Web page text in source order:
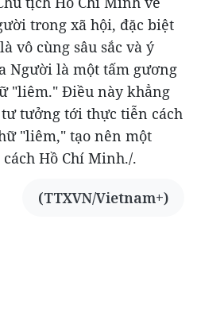
trong xã hội, đặc biệt
vô cùng sâu sắc và ý
Người là một tấm gương
"liêm." Điều này khẳng
tưởng tới thực tiễn cách
"liêm," tạo nên một
Hồ Chí Minh./.
(TTXVN/Vietnam+)